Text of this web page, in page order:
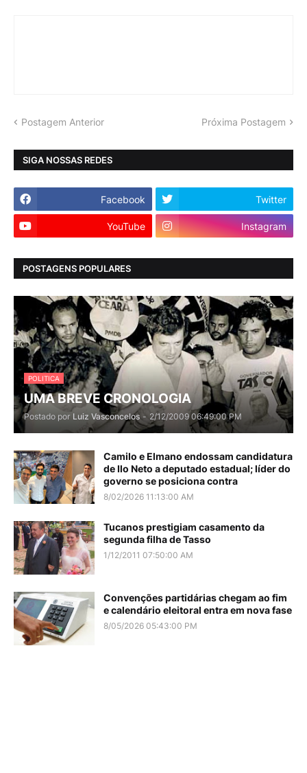
Postagem Anterior Próxima Postagem
SIGA NOSSAS REDES
Facebook Twitter
YouTube Instagram
POSTAGENS POPULARES
POLITICA
UMA BREVE CRONOLOGIA
Postado por Luiz Vasconcelos - 2/12/2009 06:49:00 PM
Camilo e Elmano endossam candidatura
de Ilo Neto a deputado estadual; líder do
governo se posiciona contra
8/02/2026 11:13:00 AM
Tucanos prestigiam casamento da
segunda filha de Tasso
1/12/2011 07:50:00 AM
Convenções partidárias chegam ao fim
e calendário eleitoral entra em nova fase
8/05/2026 05:43:00 PM